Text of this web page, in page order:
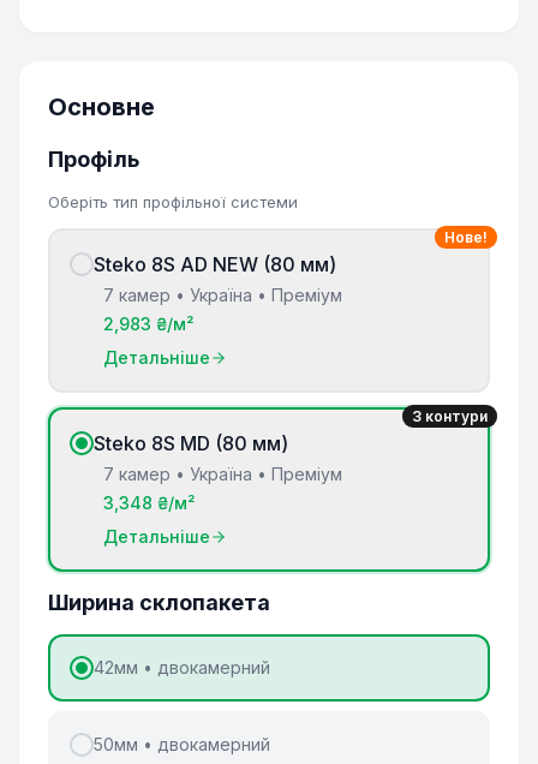
Основне
Профіль
Оберіть тип профільної системи
Нове!
Steko 8S AD NEW (80 мм)
7 камер • Україна • Преміум
2,983 ₴/м²
Детальніше
3 контури
Steko 8S MD (80 мм)
7 камер • Україна • Преміум
3,348 ₴/м²
Детальніше
Ширина склопакета
42мм • двокамерний
50мм • двокамерний